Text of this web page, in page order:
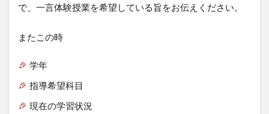
で、一言体験授業を希望している旨をお伝えください。
またこの時
学年
指導希望科目
現在の学習状況